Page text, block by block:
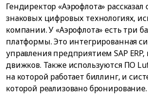
Гендиректор «Аэрофлота» рассказал
знаковых цифровых технологиях,
компании. У «Аэрофлота» есть три
платформы. Это интегрированная
управления предприятием SAP ERP,
движков. Также используются ПО
на которой работает биллинг, и
которой реализовано бронирование.